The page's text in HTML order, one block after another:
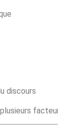
discours